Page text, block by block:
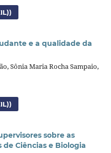
e a qualidade da
Sônia Maria Rocha Sampaio,
sobre as
Ciências e Biologia